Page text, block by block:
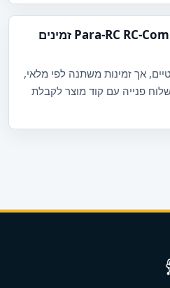
האם כל מוצרי Para-RC RC-Components זמינים
רלוונטיים, אך זמינות משתנה לפי מלאי,
פנייה עם קוד מוצר לקבלת